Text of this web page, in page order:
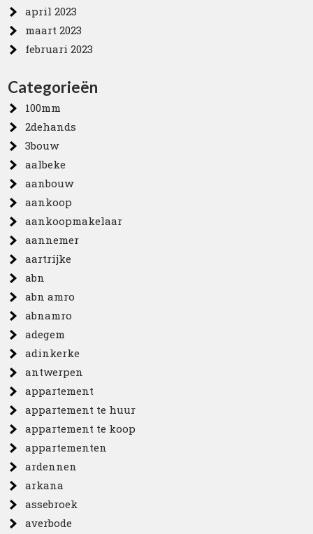
april 2023
maart 2023
februari 2023
Categorieën
100mm
2dehands
3bouw
aalbeke
aanbouw
aankoop
aankoopmakelaar
aannemer
aartrijke
abn
abn amro
abnamro
adegem
adinkerke
antwerpen
appartement
appartement te huur
appartement te koop
appartementen
ardennen
arkana
assebroek
averbode